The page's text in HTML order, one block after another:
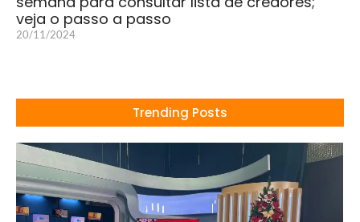
veja o passo a passo
20/11/2024
Trending Posts